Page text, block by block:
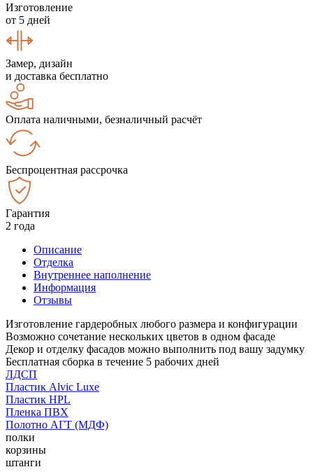
Изготовление
от 5 дней
Замер, дизайн
и доставка бесплатно
Оплата наличными, безналичный расчёт
Беспроцентная рассрочка
Гарантия
2 года
Описание
Отделка
Внутреннее наполнение
Информация
Отзывы
Изготовление гардеробных любого размера и конфигурации
Возможно сочетание нескольких цветов в одном фасаде
Декор и отделку фасадов можно выполнить под вашу задумку
Бесплатная сборка в течение 5 рабочих дней
ЛДСП
Пластик Alvic Luxe
Пластик HPL
Пленка ПВХ
Полотно АГТ (МДФ)
полки
корзины
штанги